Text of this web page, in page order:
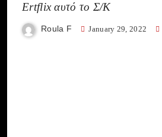
Ertflix αυτό το Σ/Κ
Roula F January 29, 2022